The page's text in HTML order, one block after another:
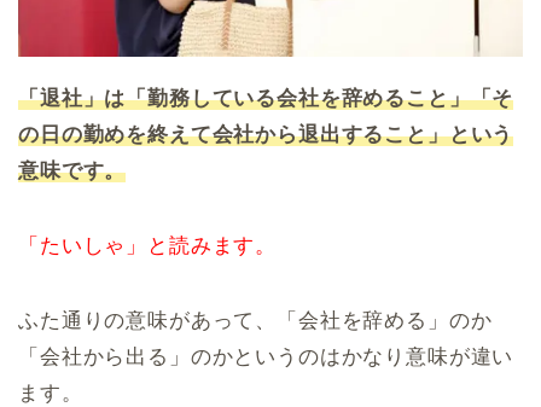
「退社」は「勤務している会社を辞めること」「そ
の日の勤めを終えて会社から退出すること」という
意味です。
「たいしゃ」と読みます。
ふた通りの意味があって、「会社を辞める」のか
「会社から出る」のかというのはかなり意味が違い
ます。